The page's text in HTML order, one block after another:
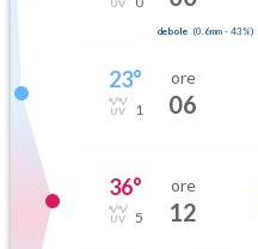
debole (0.6mm- 43 %)
23°
1
ore
06
36°
5
ore
12